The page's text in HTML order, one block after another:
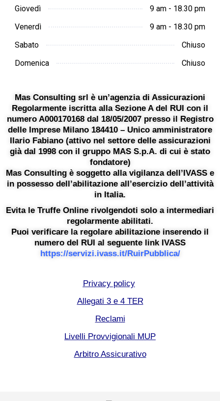
Giovedì
9 am - 18.30 pm
Venerdì
9 am - 18.30 pm
Sabato
Chiuso
Domenica
Chiuso
Mas Consulting srl è un’agenzia di Assicurazioni
Regolarmente iscritta alla Sezione A del RUI con il
numero A000170168 dal 18/05/2007 presso il Registro
delle Imprese Milano 184410 – Unico amministratore
Ilario Fabiano (attivo nel settore delle assicurazioni
già dal 1998 con il gruppo MAS S.p.A. di cui è stato
fondatore)
Mas Consulting è soggetto alla vigilanza dell’IVASS e
in possesso dell’abilitazione all’esercizio dell’attività
in Italia.
Evita le Truffe Online rivolgendoti solo a intermediari
regolarmente abilitati.
Puoi verificare la regolare abilitazione inserendo il
numero del RUI al seguente link IVASS
https://servizi.ivass.it/RuirPubblica/
Privacy policy
Allegati 3 e 4 TER
Reclami
Livelli Provvigionali MUP
Arbitro Assicurativo